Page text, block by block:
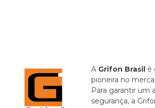
A Grifon Brasil é
pioneira no
Para garantir um
segurança, a